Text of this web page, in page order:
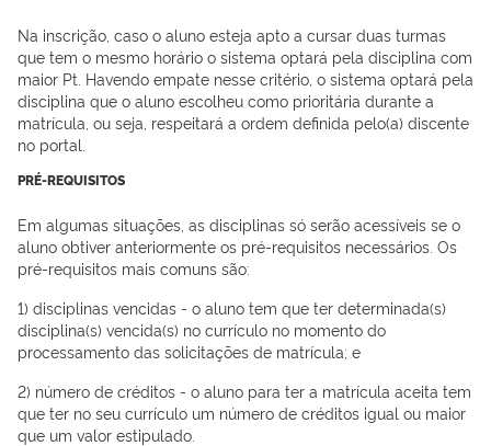
Na inscrição, caso o aluno esteja apto a cursar duas turmas
que tem o mesmo horário o sistema optará pela disciplina com
maior Pt. Havendo empate nesse critério, o sistema optará pela
disciplina que o aluno escolheu como prioritária durante a
matrícula, ou seja, respeitará a ordem definida pelo(a) discente
no portal.
PRÉ-REQUISITOS
Em algumas situações, as disciplinas só serão acessíveis se o
aluno obtiver anteriormente os pré-requisitos necessários. Os
pré-requisitos mais comuns são:
1) disciplinas vencidas - o aluno tem que ter determinada(s)
disciplina(s) vencida(s) no currículo no momento do
processamento das solicitações de matrícula; e
2) número de créditos - o aluno para ter a matrícula aceita tem
que ter no seu currículo um número de créditos igual ou maior
que um valor estipulado.